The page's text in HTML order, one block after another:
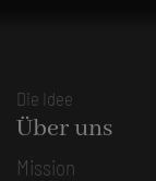
Die Idee
Über uns
Mission